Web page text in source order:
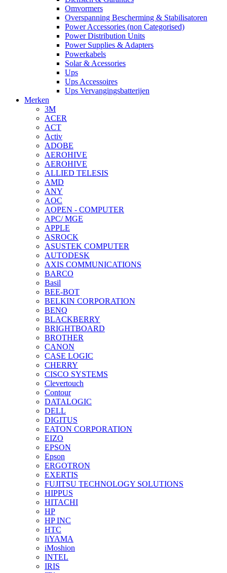
Omvormers
Overspanning Bescherming & Stabilisatoren
Power Accessories (non Categorised)
Power Distribution Units
Power Supplies & Adapters
Powerkabels
Solar & Acessories
Ups
Ups Accessoires
Ups Vervangingsbatterijen
Merken
3M
ACER
ACT
Activ
ADOBE
AEROHIVE
AEROHIVE
ALLIED TELESIS
AMD
ANY
AOC
AOPEN - COMPUTER
APC/ MGE
APPLE
ASROCK
ASUSTEK COMPUTER
AUTODESK
AXIS COMMUNICATIONS
BARCO
Basil
BEE-BOT
BELKIN CORPORATION
BENQ
BLACKBERRY
BRIGHTBOARD
BROTHER
CANON
CASE LOGIC
CHERRY
CISCO SYSTEMS
Clevertouch
Contour
DATALOGIC
DELL
DIGITUS
EATON CORPORATION
EIZO
EPSON
Epson
ERGOTRON
EXERTIS
FUJITSU TECHNOLOGY SOLUTIONS
HIPPUS
HITACHI
HP
HP INC
HTC
IiYAMA
iMoshion
INTEL
IRIS